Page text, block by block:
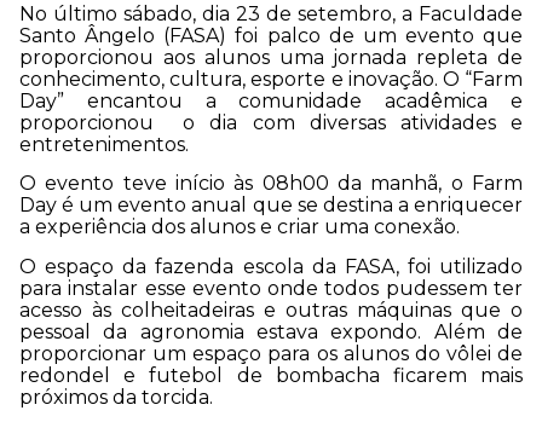
No último sábado, dia 23 de setembro, a Faculdade
Santo Ângelo (FASA) foi palco de um evento que
proporcionou aos alunos uma jornada repleta de
conhecimento, cultura, esporte e inovação. O “Farm
Day” encantou a comunidade acadêmica e
proporcionou o dia com diversas atividades e
entretenimentos.
O evento teve início às 08h00 da manhã, o Farm
Day é um evento anual que se destina a enriquecer
a experiência dos alunos e criar uma conexão.
O espaço da fazenda escola da FASA, foi utilizado
para instalar esse evento onde todos pudessem ter
acesso às colheitadeiras e outras máquinas que o
pessoal da agronomia estava expondo. Além de
proporcionar um espaço para os alunos do vôlei de
redondel e futebol de bombacha ficarem mais
próximos da torcida.